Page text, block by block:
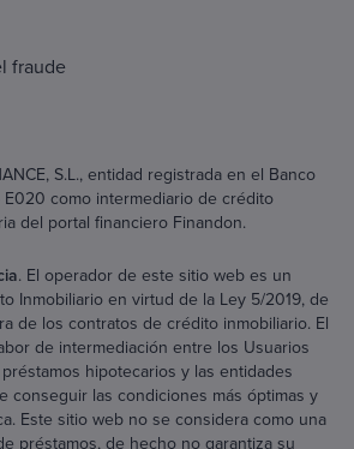
fraude
S.L., entidad registrada en el Banco
como intermediario de crédito
del portal financiero Finandon.
. El operador de este sitio web es un
Inmobiliario en virtud de la Ley 5/2019, de
de los contratos de crédito inmobiliario. El
de intermediación entre los Usuarios
hipotecarios y las entidades
conseguir las condiciones más óptimas y
Este sitio web no se considera como una
préstamos, de hecho no garantiza su